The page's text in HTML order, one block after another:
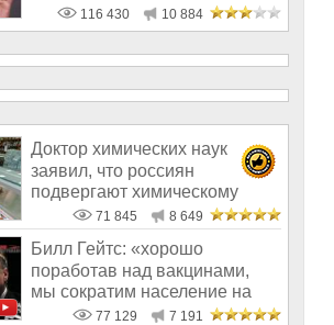
написал открытое пись
116 430 10 884
Доктор химических наук
заявил, что россиян
подвергают химическому
геноциду71 845 8 649
Билл Гейтс: «хорошо
поработав над вакцинами,
мы сократим население на
10-15%»77 129 7 191